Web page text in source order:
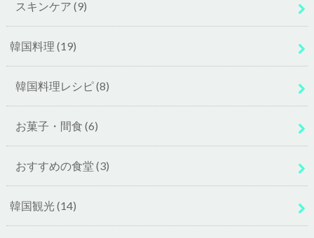
スキンケア (9)
韓国料理 (19)
韓国料理レシピ(8)
お菓子・間食 (6)
おすすめの食堂 (3)
韓国観光(14)